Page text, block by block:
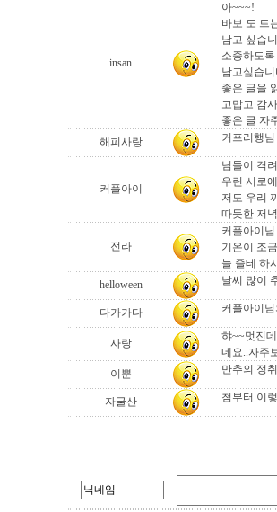
insan
아~~~!
바보 도 트
남고 싶습
소중하도
남고싶습
좋은 글을
고맙고 감
좋은 글 자
해피사랑
커프리행
커플아이
님들이 격
우린 서로
저도 우리
따듯한 저
전라
커플아이
기온이 조
늘 즐테 하
helloween
날씨 많이
다가가다 커플아이
사랑
햐~~멋진
네요..자주
이뿐
만추의 정
자굴산 첨부터 이